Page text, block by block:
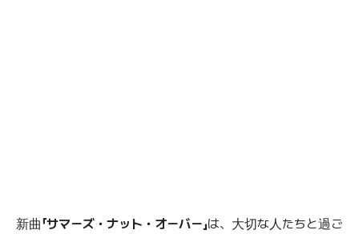
新曲「サマーズ・ナット・オーバー」は、大切な人たちと過ご